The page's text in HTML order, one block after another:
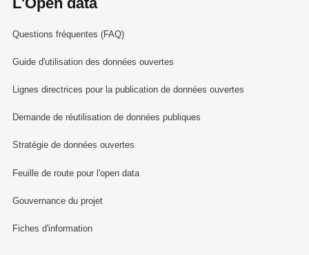
Questions fréquentes (FAQ)
Guide d'utilisation des données ouvertes
Lignes directrices pour la publication de données ouvertes
Demande de réutilisation de données publiques
Stratégie de données ouvertes
Feuille de route pour l'open data
Gouvernance du projet
Fiches d'information